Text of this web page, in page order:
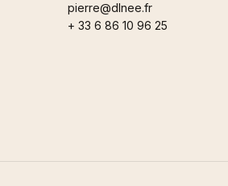
pierre@dlnee.fr
+ 33 6 86 10 96 25